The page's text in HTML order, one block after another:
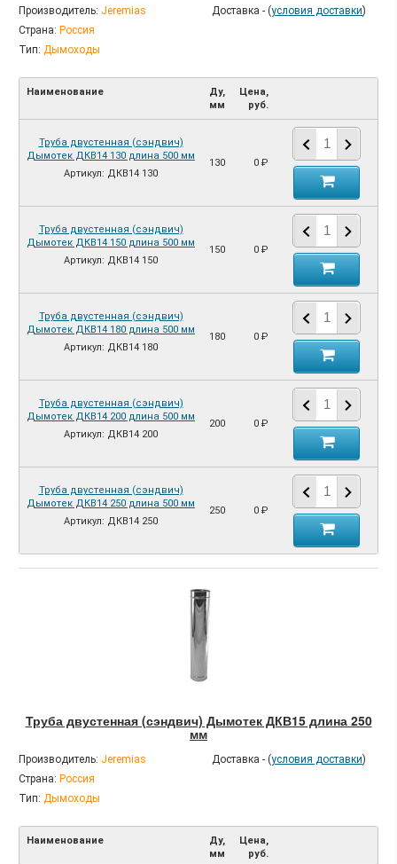
Производитель: Jeremias
Страна: Россия
Тип: Дымоходы
Доставка - (условия доставки)
Наименование
Ду,
мм
Цена,
руб.
Труба двустенная (сэндвич)
Дымотек ДКВ14 130 длина 500 мм
Артикул: ДКВ14 130
130 0 ₽
Труба двустенная (сэндвич)
Дымотек ДКВ14 150 длина 500 мм
Артикул: ДКВ14 150
150 0 ₽
Труба двустенная (сэндвич)
Дымотек ДКВ14 180 длина 500 мм
Артикул: ДКВ14 180
180 0 ₽
Труба двустенная (сэндвич)
Дымотек ДКВ14 200 длина 500 мм
Артикул: ДКВ14 200
200 0 ₽
Труба двустенная (сэндвич)
Дымотек ДКВ14 250 длина 500 мм
Артикул: ДКВ14 250
250 0 ₽
Труба двустенная (сэндвич) Дымотек ДКВ15 длина 250
мм
Производитель: Jeremias
Страна: Россия
Тип: Дымоходы
Доставка - (условия доставки)
Наименование
Ду,
мм
Цена,
руб.